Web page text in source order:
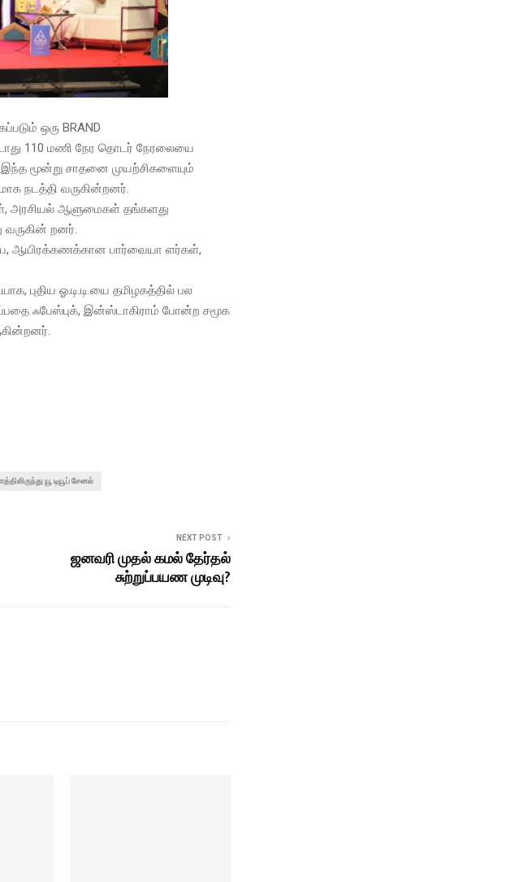
ஒரு BRAND
110 மணி நேர தொடர் நேரலையை
இந்த மூன்று சாதனை முயற்சிகளையும்
நடத்தி வருகின்றனர்.
அரசியல் ஆளுமைகள் தங்களது
வருகின் றனர்.
ஆயிரக்கணக்கான பார்வையா ளர்கள்,
புதிய ஓ.டி.டி.யை தமிழகத்தில் பல
ஃபேஸ்புக், இன்ஸ்டாகிராம் போன்ற சமூக
யூ டியூப் சேனல்
NEXT POST
ஜனவரி முதல் கமல் தேர்தல்
சுற்றுப்பயண முடிவு?